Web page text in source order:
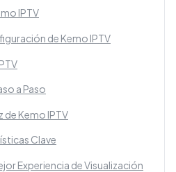
IPTV
de Kemo IPTV
a Paso
de Kemo IPTV
Clave
Experiencia de Visualización